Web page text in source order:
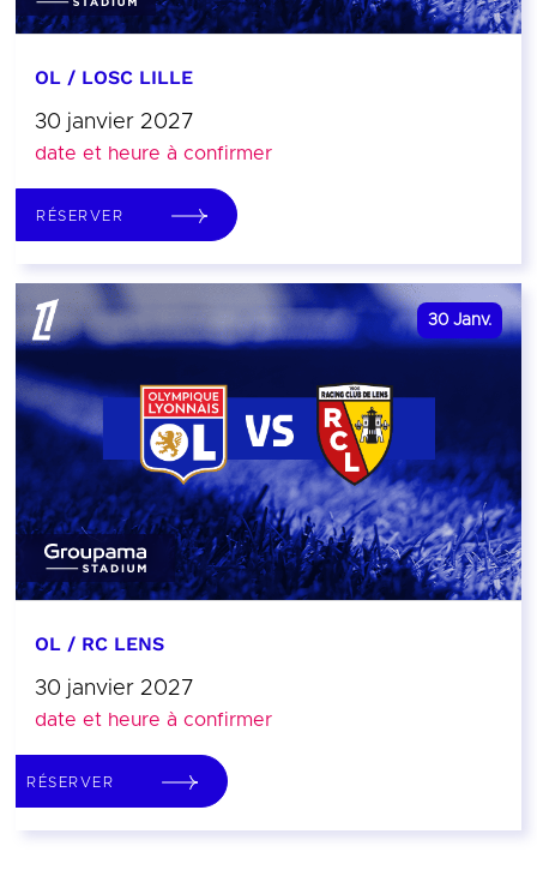
OL / LOSC LILLE
30 janvier 2027
date et heure à confirmer
RÉSERVER
30 Janv.
OL / RC LENS
30 janvier 2027
date et heure à confirmer
RÉSERVER